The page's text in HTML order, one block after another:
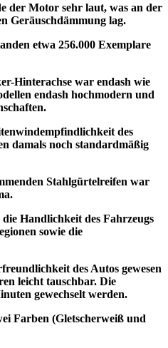
der Motor sehr laut, was an der
Geräuschdämmung lag.
etwa 256.000 Exemplare
Hinterachse war endash wie
endash hochmodern und
des
damals noch standardmäßig
Stahlgürtelreifen war
Handlichkeit des Fahrzeugs
sowie die
des Autos gewesen
leicht tauschbar. Die
gewechselt werden.
Farben (Gletscherweiß und